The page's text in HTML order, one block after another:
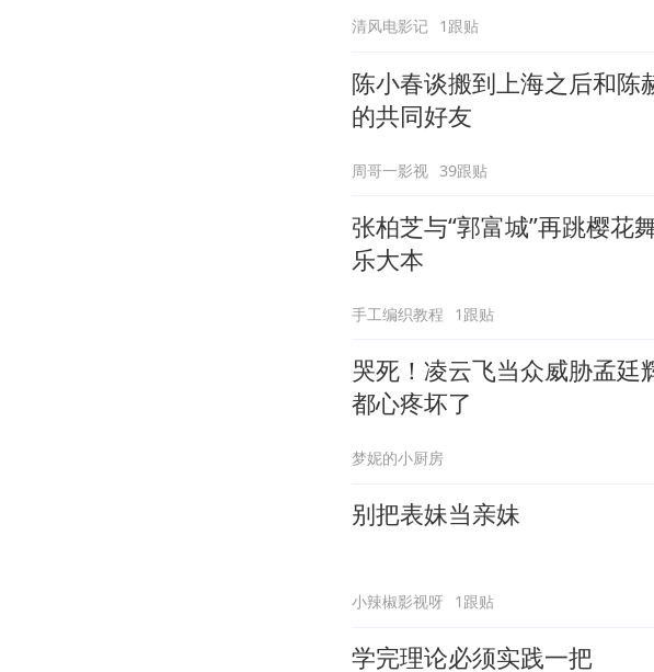
清风电影记 1跟贴
陈小春谈搬到上海之后和陈
的共同好友
周哥一影视 39跟贴
张柏芝与“郭富城”再跳樱花
乐大本
手工编织教程 1跟贴
哭死！凌云飞当众威胁孟廷
都心疼坏了
梦妮的小厨房
别把表妹当亲妹
小辣椒影视呀 1跟贴
学完理论必须实践一把